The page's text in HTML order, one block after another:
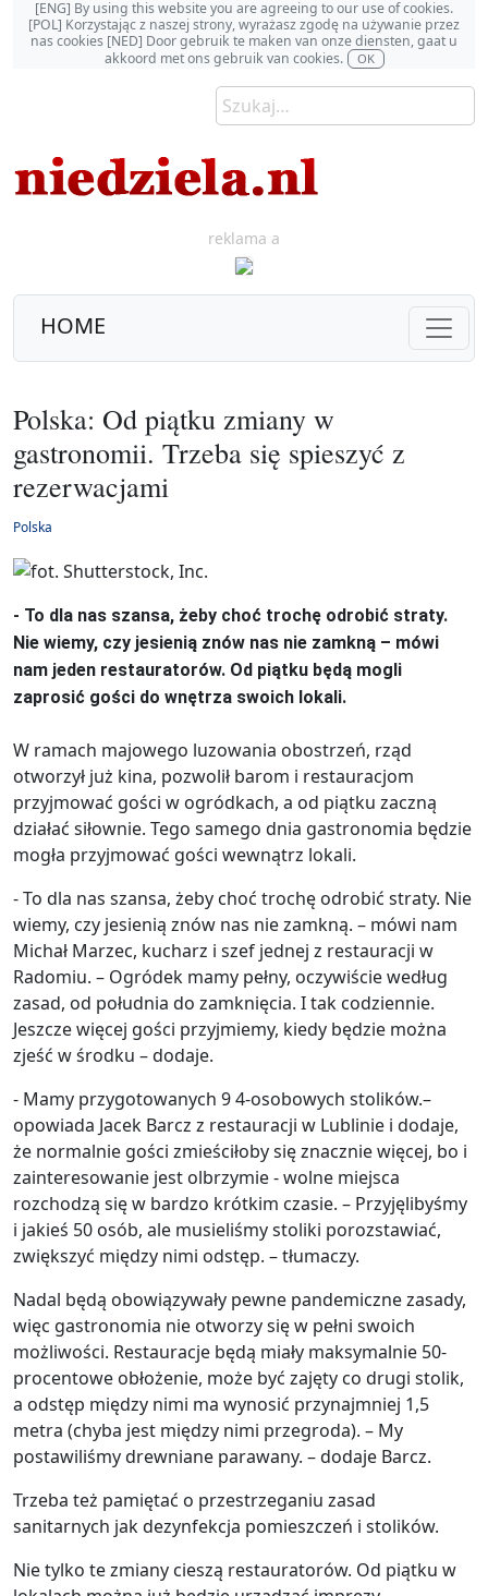
[ENG] By using this website you are agreeing to our use of cookies.
[POL] Korzystając z naszej strony, wyrażasz zgodę na używanie przez
nas cookies [NED] Door gebruik te maken van onze diensten, gaat u
akkoord met ons gebruik van cookies.
OK
reklama a
HOME
Polska: Od piątku zmiany w
gastronomii. Trzeba się spieszyć z
rezerwacjami
Polska
- To dla nas szansa, żeby choć trochę odrobić straty.
Nie wiemy, czy jesienią znów nas nie zamkną – mówi
nam jeden restauratorów. Od piątku będą mogli
zaprosić gości do wnętrza swoich lokali.
W ramach majowego luzowania obostrzeń, rząd
otworzył już kina, pozwolił barom i restauracjom
przyjmować gości w ogródkach, a od piątku zaczną
działać siłownie. Tego samego dnia gastronomia będzie
mogła przyjmować gości wewnątrz lokali.
- To dla nas szansa, żeby choć trochę odrobić straty. Nie
wiemy, czy jesienią znów nas nie zamkną. – mówi nam
Michał Marzec, kucharz i szef jednej z restauracji w
Radomiu. – Ogródek mamy pełny, oczywiście według
zasad, od południa do zamknięcia. I tak codziennie.
Jeszcze więcej gości przyjmiemy, kiedy będzie można
zjeść w środku – dodaje.
- Mamy przygotowanych 9 4-osobowych stolików.–
opowiada Jacek Barcz z restauracji w Lublinie i dodaje,
że normalnie gości zmieściłoby się znacznie więcej, bo i
zainteresowanie jest olbrzymie - wolne miejsca
rozchodzą się w bardzo krótkim czasie. – Przyjęlibyśmy
i jakieś 50 osób, ale musieliśmy stoliki porozstawiać,
zwiększyć między nimi odstęp. – tłumaczy.
Nadal będą obowiązywały pewne pandemiczne zasady,
więc gastronomia nie otworzy się w pełni swoich
możliwości. Restauracje będą miały maksymalnie 50-
procentowe obłożenie, może być zajęty co drugi stolik,
a odstęp między nimi ma wynosić przynajmniej 1,5
metra (chyba jest między nimi przegroda). – My
postawiliśmy drewniane parawany. – dodaje Barcz.
Trzeba też pamiętać o przestrzeganiu zasad
sanitarnych jak dezynfekcja pomieszczeń i stolików.
Nie tylko te zmiany cieszą restauratorów. Od piątku w